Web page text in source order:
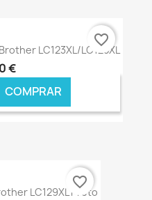
LC123XL/LC125XL
€
COMPRAR
€ ONLINE
favorite_border
LC129XL Preto
favorite_border